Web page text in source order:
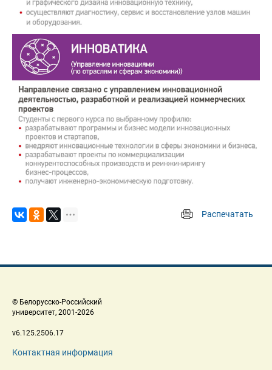
Распечатать
© Белорусско-Российский
университет, 2001-2026
v6.125.2506.17
Контактная информация